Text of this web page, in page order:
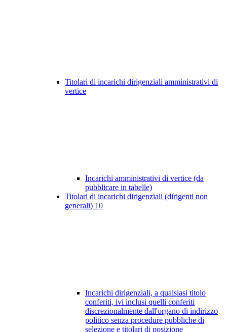
Titolari di incarichi dirigenziali amministrativi di
vertice
Incarichi amministrativi di vertice (da
pubblicare in tabelle)
Titolari di incarichi dirigenziali (dirigenti non
generali) 10
Incarichi dirigenziali, a qualsiasi titolo
conferiti, ivi inclusi quelli conferiti
discrezionalmente dall'organo di indirizzo
politico senza procedure pubbliche di
selezione e titolari di posizione